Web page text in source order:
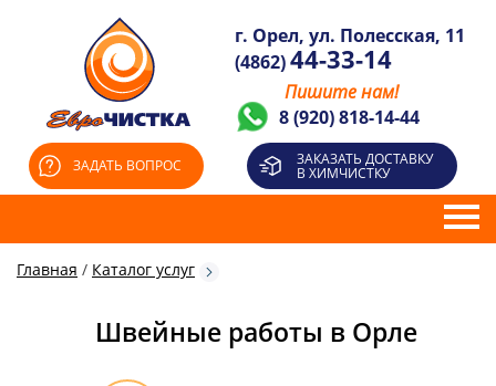
г. Орел, ул. Полесская, 11
(4862)44-33-14
Пишите нам!
8 (920) 818-14-44
ЗАДАТЬ ВОПРОС ЗАКАЗАТЬ ДОСТАВКУ
В ХИМЧИСТКУ
Главная / Каталог услуг
Швейные работы в Орле